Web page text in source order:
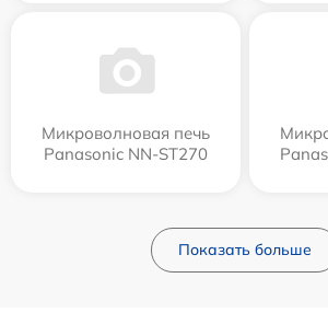
Микроволновая печь
Panasonic NN-ST270
Показать больше